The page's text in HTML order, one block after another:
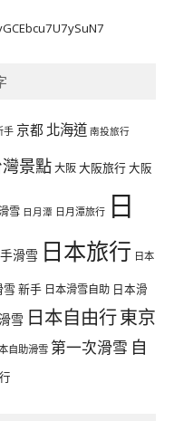
手 京都 北海道 南投旅行
灣景點大阪大阪旅行大阪
雪 日月潭 日月潭旅行 日
滑雪 日本旅行 日本
雪 新手 日本滑雪自助 日本滑
雪 日本自由行東京
自助滑雪 第一次滑雪 自